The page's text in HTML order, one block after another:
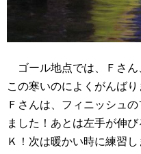
ゴール地点では、Ｆさん
この寒いのによくがんば
Ｆさんは、フィニッシュ
ました！あとは左手が伸
Ｋ！次は暖かい時に練習